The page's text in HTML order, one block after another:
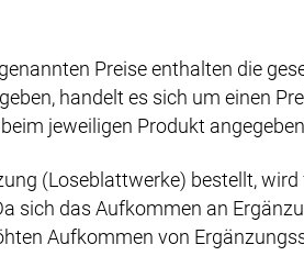
Preise enthalten die
handelt es sich um einen
jeweiligen Produkt
(Loseblattwerke) bestellt,
sich das Aufkommen an
Aufkommen von